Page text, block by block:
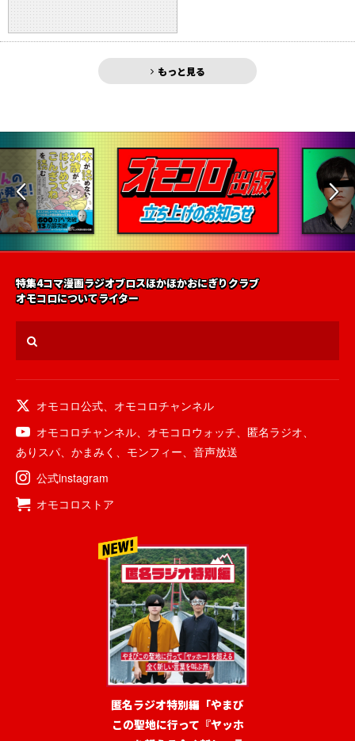
もっと見る
特集4コマ漫画ラジオブロスほかほかおにぎりクラブ
オモコロについてライター
オモコロ公式
オモコロチャンネル
オモコロチャンネル
オモコロウォッチ 匿名ラジオ
ありスパ
かまみく モンフィー
音声放送
公式instagram
オモコロストア
匿名ラジオ特別編「やまび
この聖地に行って『ヤッホ